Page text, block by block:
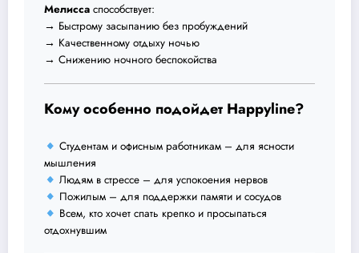
Мелисса способствует:
→ Быстрому засыпанию без пробуждений
→ Качественному отдыху ночью
→ Снижению ночного беспокойства
Кому особенно подойдет Happyline?
Студентам и офисным работникам – для ясности
мышления
Людям в стрессе – для успокоения нервов
Пожилым – для поддержки памяти и сосудов
Всем, кто хочет спать крепко и просыпаться
отдохнувшим